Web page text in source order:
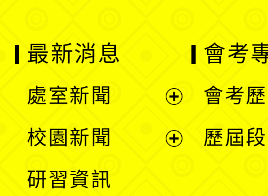
最新消息
處室新聞
校園新聞
研習資訊
會考
會考
歷屆